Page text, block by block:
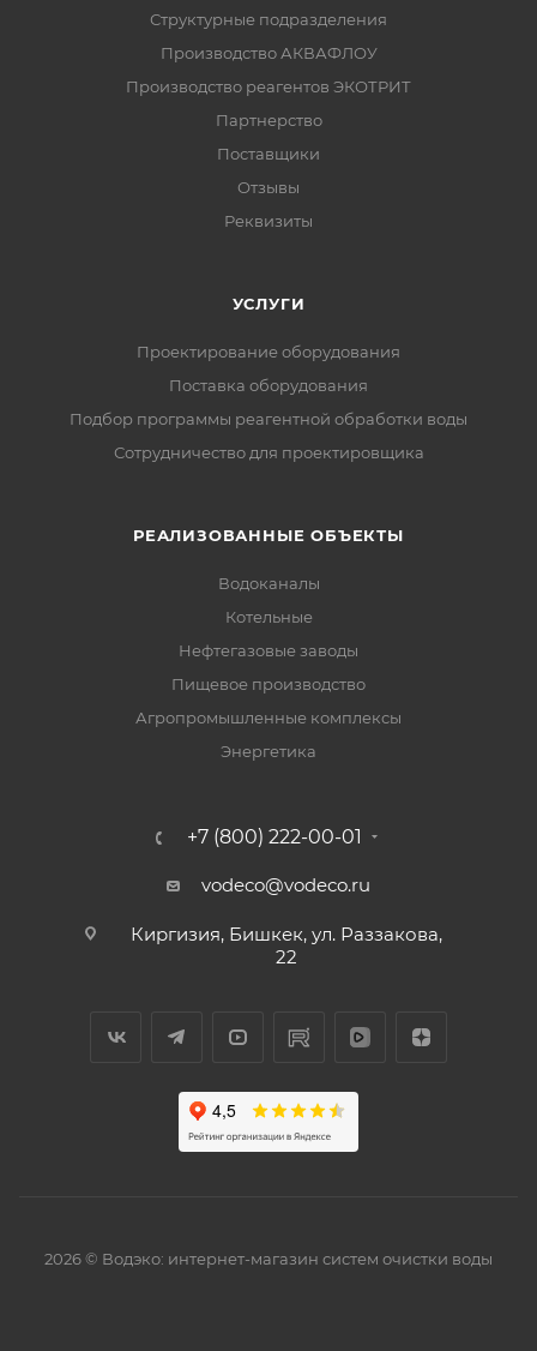
Структурные подразделения
Производство АКВАФЛОУ
Производство реагентов ЭКОТРИТ
Партнерство
Поставщики
Отзывы
Реквизиты
УСЛУГИ
Проектирование оборудования
Поставка оборудования
Подбор программы реагентной обработки воды
Сотрудничество для проектировщика
РЕАЛИЗОВАННЫЕ ОБЪЕКТЫ
Водоканалы
Котельные
Нефтегазовые заводы
Пищевое производство
Агропромышленные комплексы
Энергетика
+7 (800) 222-00-01
vodeco@vodeco.ru
Киргизия, Бишкек, ул. Раззакова,
22
2026 © Водэко: интернет-магазин систем очистки воды